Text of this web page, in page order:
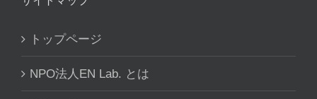
トップページ
NPO法人EN Lab. とは